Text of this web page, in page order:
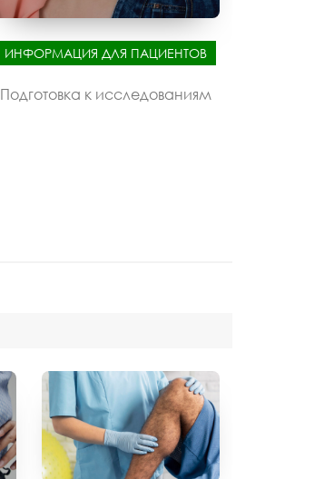
ИНФОРМАЦИЯ ДЛЯ ПАЦИЕНТОВ
Подготовка к исследованиям